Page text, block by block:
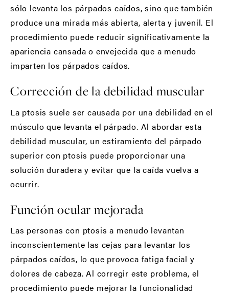
sólo levanta los párpados caídos, sino que también
produce una mirada más abierta, alerta y juvenil. El
procedimiento puede reducir significativamente la
apariencia cansada o envejecida que a menudo
imparten los párpados caídos.
Corrección de la debilidad muscular
La ptosis suele ser causada por una debilidad en el
músculo que levanta el párpado. Al abordar esta
debilidad muscular, un estiramiento del párpado
superior con ptosis puede proporcionar una
solución duradera y evitar que la caída vuelva a
ocurrir.
Función ocular mejorada
Las personas con ptosis a menudo levantan
inconscientemente las cejas para levantar los
párpados caídos, lo que provoca fatiga facial y
dolores de cabeza. Al corregir este problema, el
procedimiento puede mejorar la funcionalidad